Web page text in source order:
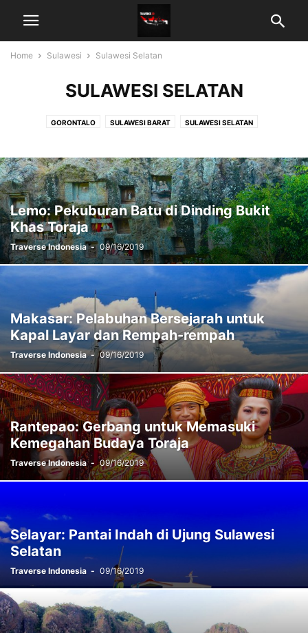
Home Sulawesi Sulawesi Selatan
SULAWESI SELATAN
GORONTALO SULAWESI BARAT SULAWESI SELATAN
Lemo: Pekuburan Batu di Dinding Bukit
Khas Toraja
Traverse Indonesia - 09/16/2019
Makasar: Pelabuhan Bersejarah untuk
Kapal Layar dan Rempah-rempah
Traverse Indonesia - 09/16/2019
Rantepao: Gerbang untuk Memasuki
Kemegahan Budaya Toraja
Traverse Indonesia - 09/16/2019
Selayar: Pantai Indah di Ujung Sulawesi
Selatan
Traverse Indonesia - 09/16/2019